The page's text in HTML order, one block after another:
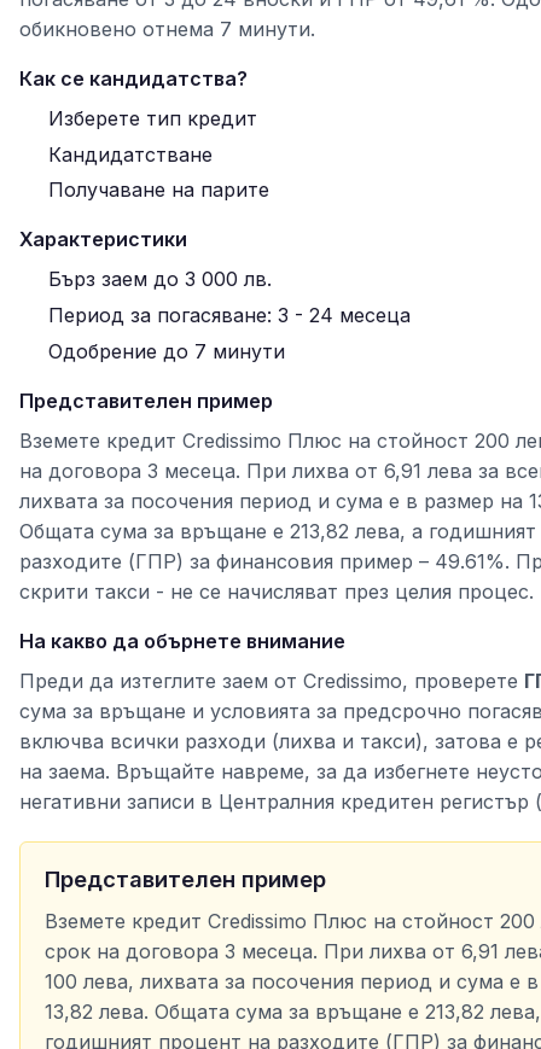
обикновено отнема 7 минути.
Как се кандидатства?
Изберете тип кредит
Кандидатстване
Получаване на парите
Характеристики
Бърз заем до 3 000 лв.
Период за погасяване: 3 - 24 месеца
Одобрение до 7 минути
Представителен пример
Вземете кредит Credissimo Плюс на стойност 200
на договора 3 месеца. При лихва от 6,91 лева за
лихвата за посочения период и сума е в размер на
Общата сума за връщане е 213,82 лева, а
разходите (ГПР) за финансовия пример – 49.61%.
скрити такси - не се начисляват през целия процес.
На какво да обърнете внимание
Преди да изтеглите заем от Credissimo, проверете
сума за връщане и условията за предсрочно
включва всички разходи (лихва и такси), затова е
на заема. Връщайте навреме, за да избегнете
негативни записи в Централния кредитен регистър
Представителен пример
Вземете кредит Credissimo Плюс на стойност 200
срок на договора 3 месеца. При лихва от 6,91
100 лева, лихвата за посочения период и сума е
13,82 лева. Общата сума за връщане е 213,82
годишният процент на разходите (ГПР) за